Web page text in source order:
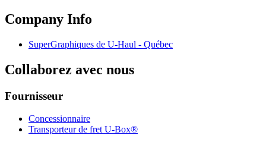
Company Info
SuperGraphiques de U-Haul - Québec
Collaborez avec nous
Fournisseur
Concessionnaire
Transporteur de fret U-Box®